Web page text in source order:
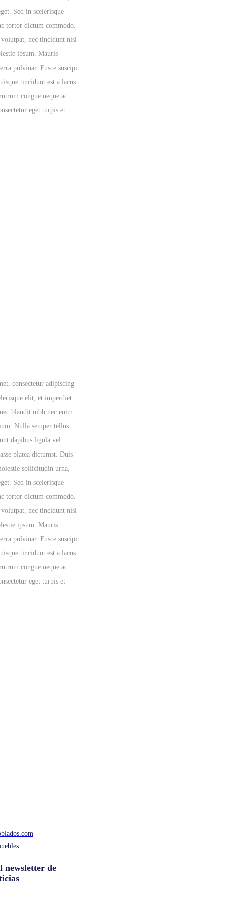
Sed in scelerisque
tortor dictum commodo.
nec tincidunt nisl
ipsum. Mauris
pulvinar. Fusce suscipit
tincidunt est a lacus
congue neque ac
eget turpis et
consectetur adipiscing
elit, et imperdiet
blandit nibh nec enim
Nulla semper tellus
dapibus ligula vel
platea dictumst. Duis
sollicitudin urna,
Sed in scelerisque
tortor dictum commodo.
nec tincidunt nisl
ipsum. Mauris
pulvinar. Fusce suscipit
tincidunt est a lacus
congue neque ac
eget turpis et
newsletter de